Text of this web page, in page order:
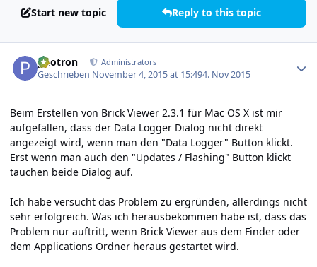
Start new topic Reply to this topic
photron Administrators
Geschrieben November 4, 2015 at 15:494. Nov 2015
Beim Erstellen von Brick Viewer 2.3.1 für Mac OS X ist mir
aufgefallen, dass der Data Logger Dialog nicht direkt
angezeigt wird, wenn man den "Data Logger" Button klickt.
Erst wenn man auch den "Updates / Flashing" Button klickt
tauchen beide Dialog auf.
Ich habe versucht das Problem zu ergründen, allerdings nicht
sehr erfolgreich. Was ich herausbekommen habe ist, dass das
Problem nur auftritt, wenn Brick Viewer aus dem Finder oder
dem Applications Ordner heraus gestartet wird.